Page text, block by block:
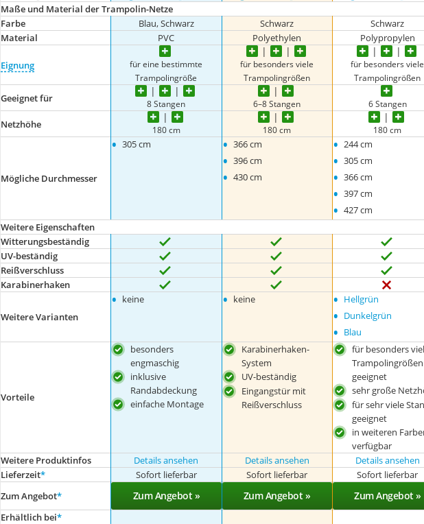
Maße und Material der Trampolin-Netze
Farbe
Blau, Schwarz Schwarz Schwarz
Material
PVC Polyethylen Polypropylen
Eignung
für eine bestimmte
Trampolingröße
für besonders viele
Trampolingrößen
für besonders viele
Trampolingrößen
Geeignet für 8 Stangen 6–8 Stangen 6 Stangen
Netzhöhe 180 cm 180 cm 180 cm
Mögliche Durchmesser
• 305 cm • 366 cm
• 396 cm
• 430 cm
• 244 cm
• 305 cm
• 366 cm
• 397 cm
• 427 cm
Weitere Eigenschaften
Witterungsbeständig
UV-beständig
Reißverschluss
Karabinerhaken
Weitere Varianten
• keine • keine • Hellgrün
• Dunkelgrün
• Blau
Vorteile
besonders
engmaschig
inklusive
Randabdeckung
einfache Montage
Karabinerhaken-
System
UV-beständig
Eingangstür mit
Reißverschluss
für besonders
Trampolingrößen
geeignet
sehr große
für sehr viele
geeignet
in weiteren
verfügbar
Weitere Produktinfos Details ansehen Details ansehen Details ansehen
Lieferzeit* Sofort lieferbar Sofort lieferbar Sofort lieferbar
Zum Angebot* Zum Angebot » Zum Angebot » Zum Angebot »
Erhältlich bei*